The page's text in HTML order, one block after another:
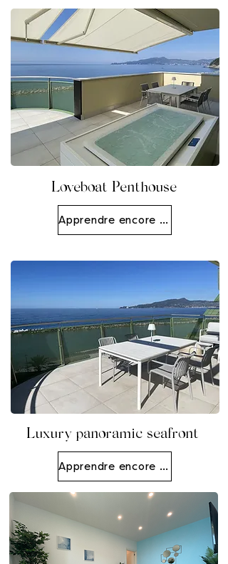
Loveboat Penthouse
Apprendre encore plus
Luxury panoramic seafront
Apprendre encore plus